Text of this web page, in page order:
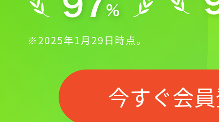
※2025年1月29日時点。
今すぐ会